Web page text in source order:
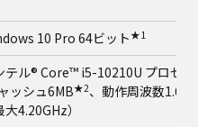
10 Pro 64ビット★1
テル® Core™ i5-10210U プロセ
ッシュ6MB★2、動作周波数
大4.20GHz）